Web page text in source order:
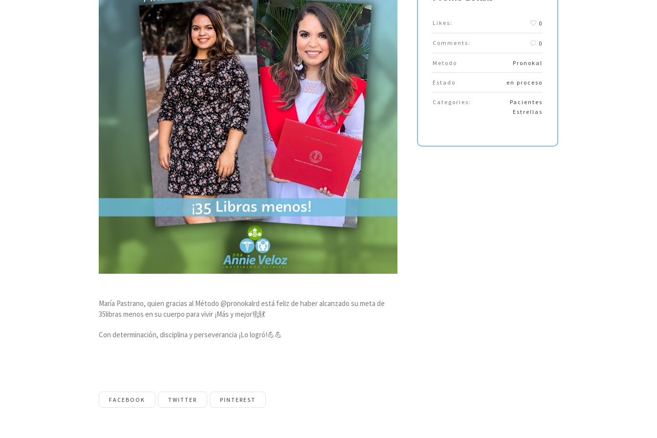
María Pastrano, quien gracias al Método @pronokalrd está feliz de haber alcanzado su meta de
35libras menos en su cuerpo para vivir ¡Más y mejor!🙌💃
Con determinación, disciplina y perseverancia ¡Lo logró!💪💪
Likes: 0
Comments: 0
Metodo Pronokal
Estado en proceso
Categories:
Pacientes
Estrellas
FACEBOOK TWITTER PINTEREST